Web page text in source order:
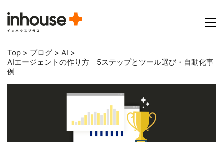
Top > ブログ > AI >
AIエージェントの作り方｜5ステップとツール選び・自動化事
例